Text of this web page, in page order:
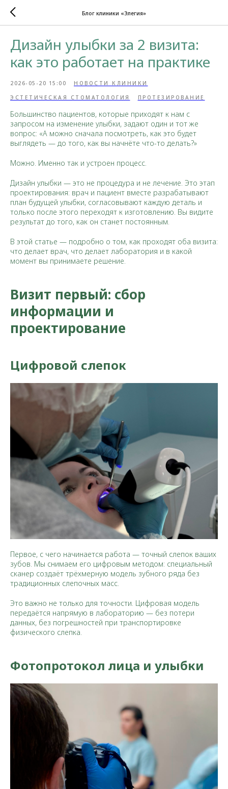
Блог клиники «Элегия»
Дизайн улыбки за 2 визита:
как это работает на практике
2026-05-20 15:00
НОВОСТИ КЛИНИКИ
ЭСТЕТИЧЕСКАЯ СТОМАТОЛОГИЯ
ПРОТЕЗИРОВАНИЕ
Большинство пациентов, которые приходят к нам с
запросом на изменение улыбки, задают один и тот же
вопрос: «А можно сначала посмотреть, как это будет
выглядеть — до того, как вы начнёте что-то делать?»
Можно. Именно так и устроен процесс.
Дизайн улыбки — это не процедура и не лечение. Это этап
проектирования: врач и пациент вместе разрабатывают
план будущей улыбки, согласовывают каждую деталь и
только после этого переходят к изготовлению. Вы видите
результат до того, как он станет постоянным.
В этой статье — подробно о том, как проходят оба визита:
что делает врач, что делает лаборатория и в какой
момент вы принимаете решение.
Визит первый: сбор
информации и
проектирование
Цифровой слепок
Первое, с чего начинается работа — точный слепок ваших
зубов. Мы снимаем его цифровым методом: специальный
сканер создаёт трёхмерную модель зубного ряда без
традиционных слепочных масс.
Это важно не только для точности. Цифровая модель
передаётся напрямую в лабораторию — без потери
данных, без погрешностей при транспортировке
физического слепка.
Фотопротокол лица и улыбки